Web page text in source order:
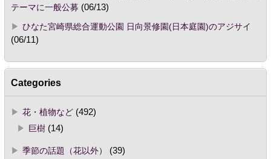
テーマに一般公募 (06/13)
ひなた宮崎県総合運動公園 日向景修園(日本庭園)のアジサイ
(06/11)
Categories
花・植物など(492)
巨樹(14)
季節の話題（花以外）
(39)